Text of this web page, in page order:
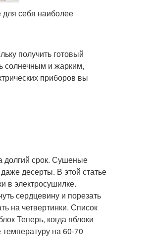
себя наиболее
получить готовый
солнечным и жарким,
приборов вы
долгий срок. Сушеные
десерты. В этой статье
в электросушилке.
сердцевину и порезать
на четвертинки. Список
Теперь, когда яблоки
на 60-70